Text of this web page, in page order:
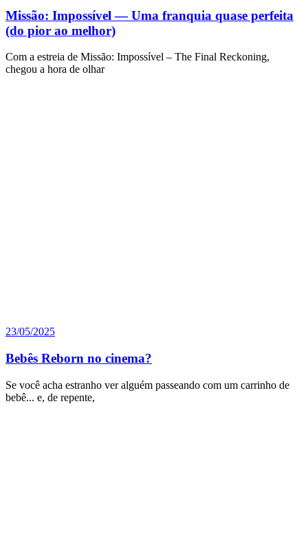
Missão: Impossível — Uma franquia quase perfeita
(do pior ao melhor)
Com a estreia de Missão: Impossível – The Final Reckoning,
chegou a hora de olhar
23/05/2025
Bebês Reborn no cinema?
Se você acha estranho ver alguém passeando com um carrinho de
bebê... e, de repente,